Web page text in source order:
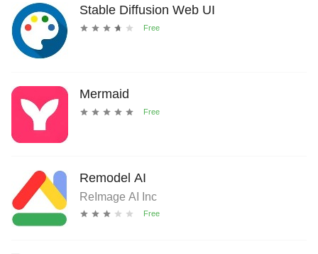
Stable Diffusion Web UI
Mermaid
Remodel AI
ReImage AI Inc